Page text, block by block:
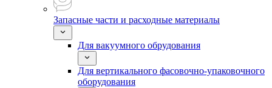
Запасные части и расходные материалы
Для вакуумного обрудования
Для вертикального фасовочно-упаковочного
оборудования